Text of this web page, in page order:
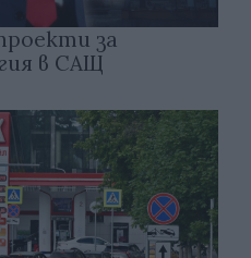
за
в САЩ